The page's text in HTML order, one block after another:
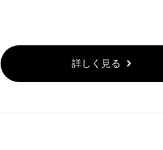
詳しく見る